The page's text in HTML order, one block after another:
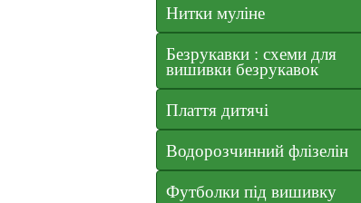
Нитки муліне
Безрукавки : схеми для
вишивки безрукавок
Плаття дитячі
Водорозчинний флізелін
Футболки під вишивку